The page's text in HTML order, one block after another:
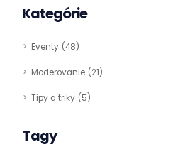
Kategórie
Eventy 48
Moderovanie 21
Tipy a triky 5
Tagy